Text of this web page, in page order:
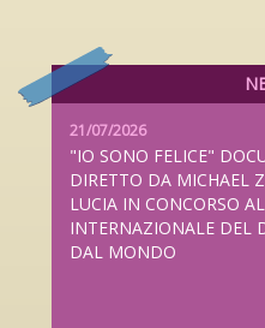
21/07/2026
"IO SONO FELICE"
DIRETTO DA MICHAEL
LUCIA IN CONCORSO
INTERNAZIONALE DEL
DAL MONDO